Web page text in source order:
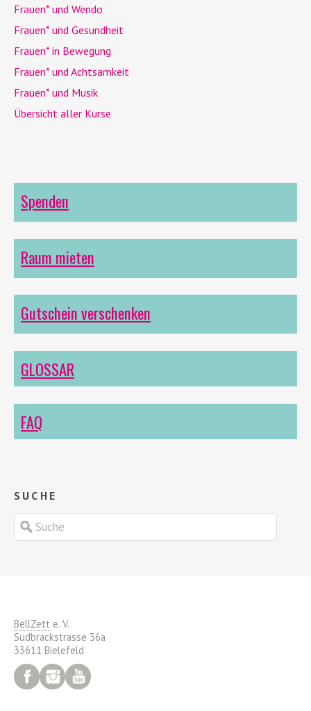
Frauen* und Wendo
Frauen* und Gesundheit
Frauen* in Bewegung
Frauen* und Achtsamkeit
Frauen* und Musik
Übersicht aller Kurse
Spenden
Raum mieten
Gutschein verschenken
GLOSSAR
FAQ
SUCHE
BellZett e. V.
Sudbrackstrasse 36a
33611 Bielefeld
FacebookInstagram